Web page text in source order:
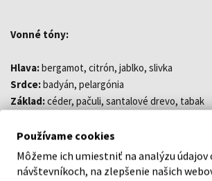
Vonné tóny:
Hlava:bergamot, citrón, jablko, slivka
Srdce:badyán, pelargónia
Základ:céder, pačuli, santalové drevo, tabak
DETAILY
Používame cookies
Môžeme ich umiestniť na analýzu údajov
návštevníkoch, na zlepšenie našich